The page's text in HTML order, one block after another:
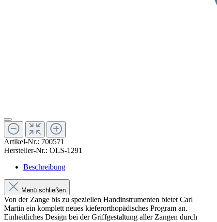
Artikel-Nr.: 700571
Hersteller-Nr.: OLS-1291
Beschreibung
Menü schließen
Von der Zange bis zu speziellen Handinstrumenten bietet Carl
Martin ein komplett neues kieferorthopädisches Program an.
Einheitliches Design bei der Griffgestaltung aller Zangen durch